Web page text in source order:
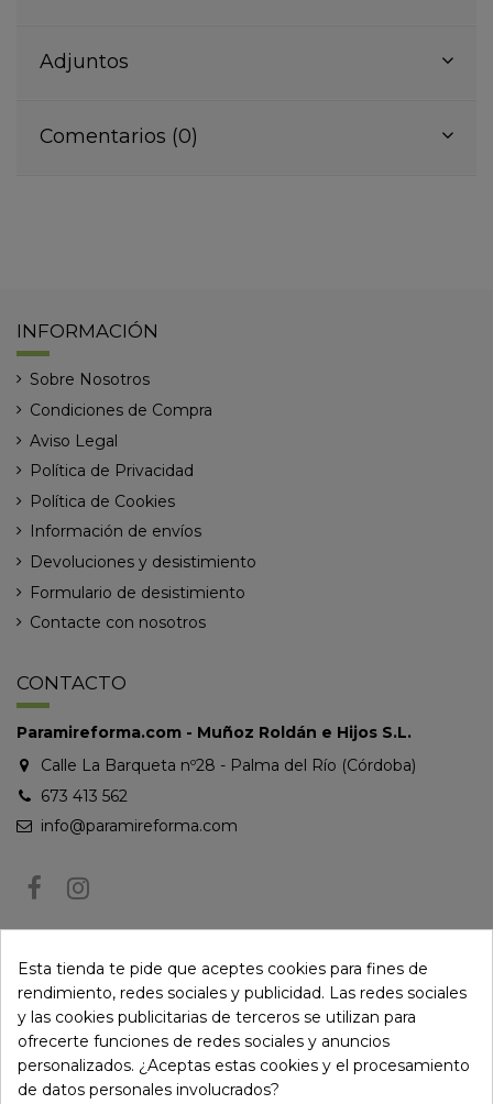
Adjuntos
Comentarios (0)
INFORMACIÓN
Sobre Nosotros
Condiciones de Compra
Aviso Legal
Política de Privacidad
Política de Cookies
Información de envíos
Devoluciones y desistimiento
Formulario de desistimiento
Contacte con nosotros
CONTACTO
Paramireforma.com - Muñoz Roldán e Hijos S.L.
Calle La Barqueta nº28 - Palma del Río (Córdoba)
673 413 562
info@paramireforma.com
Puede darse de baja en cualquier momento. Para ello, consulte nuestra
información de contacto en el aviso legal.
Esta tienda te pide que aceptes cookies para fines de
rendimiento, redes sociales y publicidad. Las redes sociales
y las cookies publicitarias de terceros se utilizan para
ofrecerte funciones de redes sociales y anuncios
personalizados. ¿Aceptas estas cookies y el procesamiento
de datos personales involucrados?